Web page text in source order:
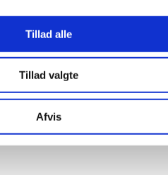
Tillad alle
Tillad valgte
Afvis
med kravene i
(Ledelsessystemer for
til virksomheder i
til husdyrhold samt blanding a
F2 og kategori K).